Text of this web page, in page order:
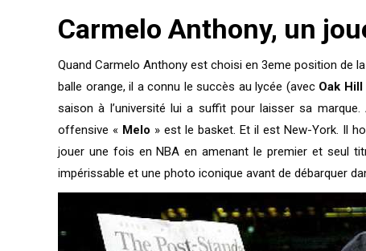
Carmelo Anthony, un
Quand Carmelo Anthony est choisi en 3eme position de
balle orange, il a connu le succès au lycée (avec Oak
saison à l’université lui a suffit pour laisser sa marque.
offensive « Melo » est le basket. Et il est New-York. Il
jouer une fois en NBA en amenant le premier et seul
impérissable et une photo iconique avant de débarquer